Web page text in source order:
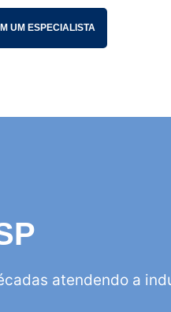
UM ESPECIALISTA
atendendo a